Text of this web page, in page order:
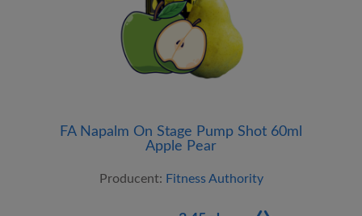
FA Napalm On Stage Pump Shot 60ml
Apple Pear
Producent: Fitness Authority